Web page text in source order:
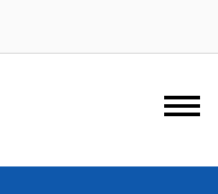
Sączu